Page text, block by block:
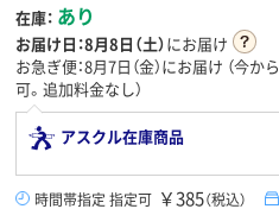
在庫： あり
お届け日：8月8日（土）にお届け
お急ぎ便：8月7日（金）にお届け （今から
可。追加料金なし）
アスクル在庫商品
時間帯指定 指定可 ￥385（税込）